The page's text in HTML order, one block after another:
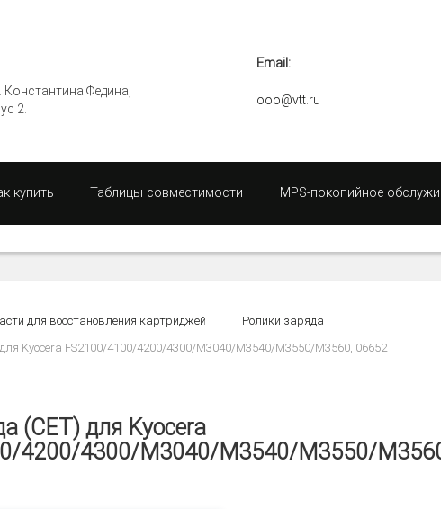
Федина,
2.
Email:
ooo@vtt.ru
купить Таблицы совместимости MPS-покопийное
для восстановления картриджей
Ролики заряда
Kyocera FS2100/4100/4200/4300/M3040/M3540/M3550/M3560, 06652
(CET) для Kyocera
4200/4300/M3040/M3540/M3550/